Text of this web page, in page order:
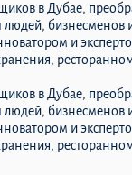
в Дубае,
бизнесменов
и
в Дубае,
бизнесменов
и